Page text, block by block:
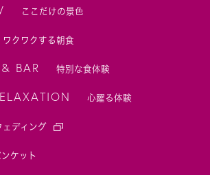
ここだけの景色
ワクワクする朝食
BAR 特別な食体験
心躍る体験
ェディング
ンケット